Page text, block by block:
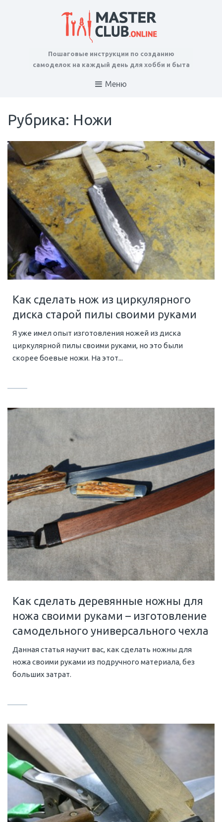
Пошаговые инструкции по созданию
самоделок на каждый день для хобби и быта
Меню
Рубрика: Ножи
Как сделать нож из циркулярного
диска старой пилы своими руками
Я уже имел опыт изготовления ножей из диска
циркулярной пилы своими руками, но это были
скорее боевые ножи. На этот...
Как сделать деревянные ножны для
ножа своими руками – изготовление
самодельного универсального чехла
Данная статья научит вас, как сделать ножны для
ножа своими руками из подручного материала, без
больших затрат.